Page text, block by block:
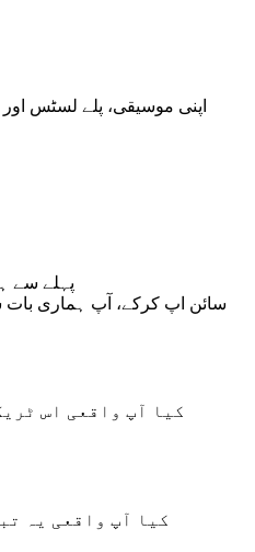
اپنی موسیقی، پلے لسٹس
پہلے سے
سائن اپ کرکے، آپ ہماری بات
کیا آپ واقعی اس
کیا آپ واقعی یہ